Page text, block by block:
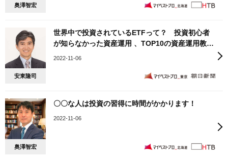
奥澤智宏
安東隆司
世界中で投資されているETFって？ 投資初心者
が知らなかった資産運用 、TOP10の資産運用教科
2022-11-06
奥澤智宏
〇〇な人は投資の習得に時間がかかります！
2022-11-06